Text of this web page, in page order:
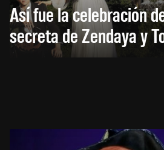
Así fue la celebración
secreta de Zendaya y